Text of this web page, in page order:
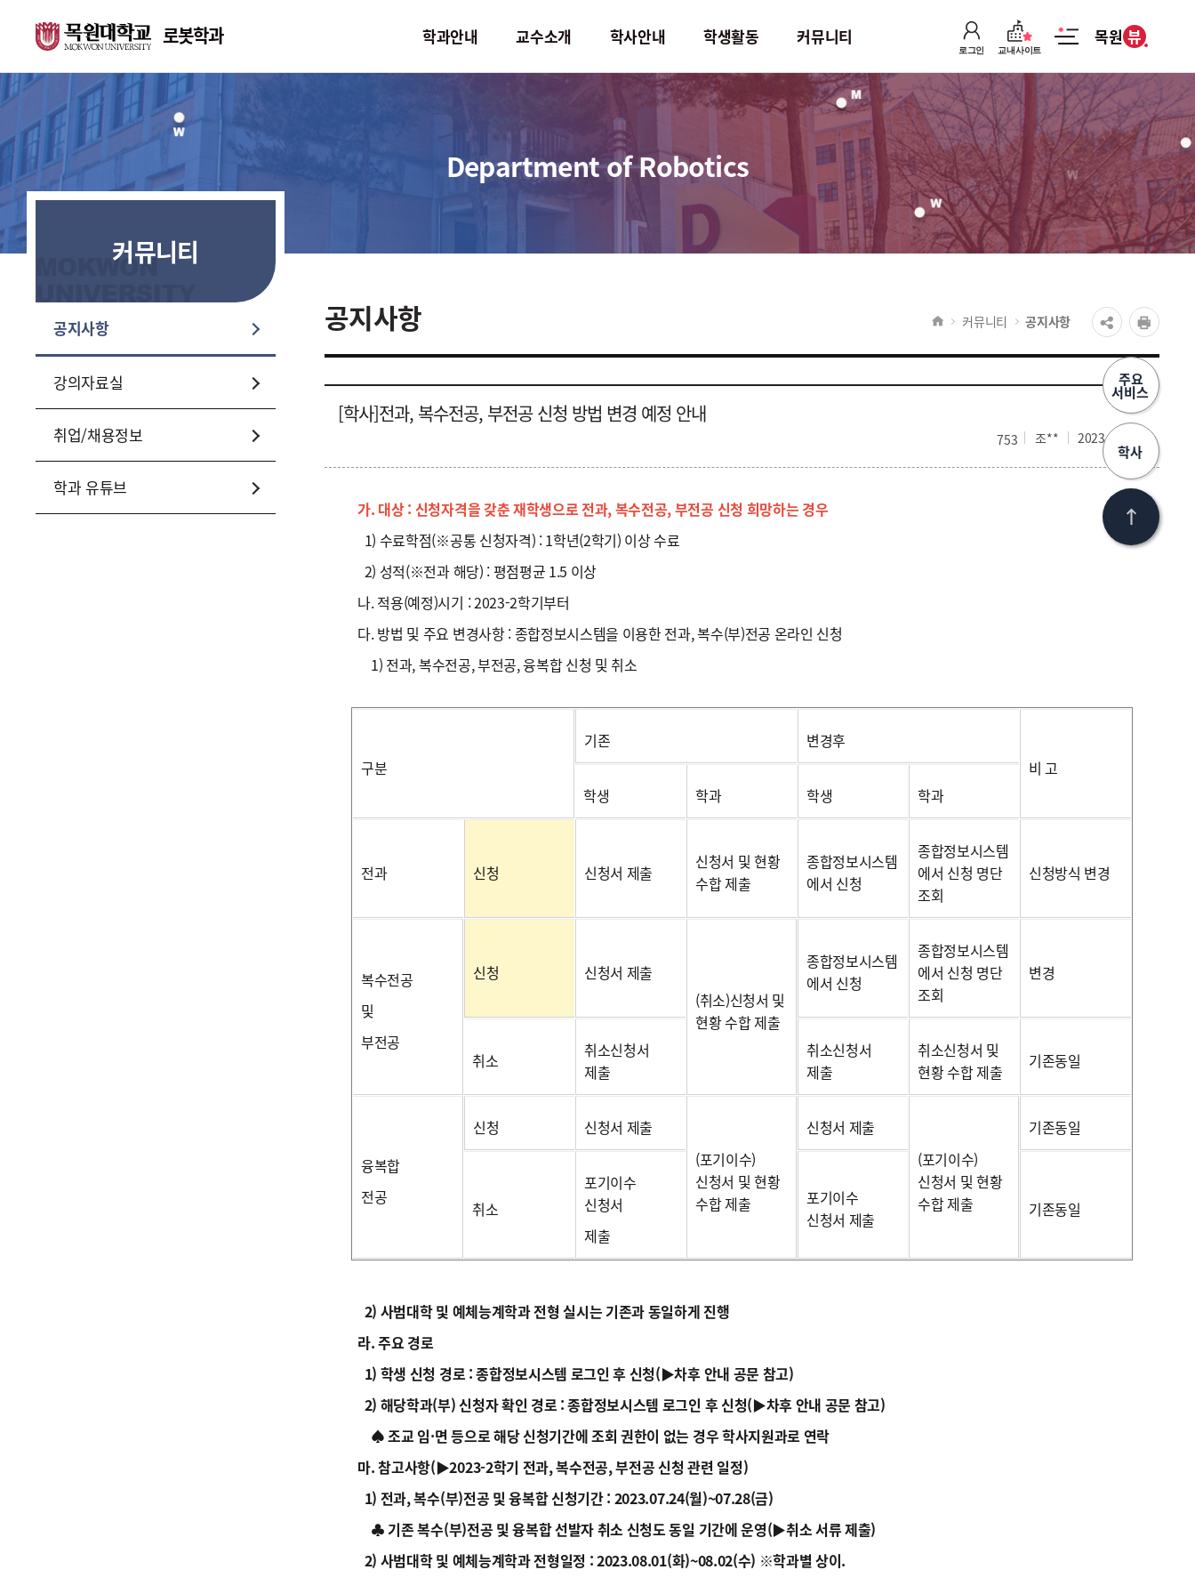
로봇학과
로그인 교내사이트
목원 뷰
학과안내
학과안내
학과소개
취업과 진로
교수소개 학사안내
교과과정
교과목소개
졸업요구조건
학생활동
학생활동
학생회
학생작품
학생행사
커뮤니티
커뮤니티
공지사항
강의자료실
취업/채용정보
주요
서비스
학사
Department of Robotics
커뮤니티
공지사항
강의자료실
취업/채용정보
학과 유튜브
공지사항 커뮤니티 공지사항
[학사]전과, 복수전공, 부전공 신청 방법 변경 예정 안내
조** 2023.06.29
753
가. 대상 : 신청자격을 갖춘 재학생으로 전과, 복수전공, 부전공 신청 희망하는 경우
1) 수료학점(※공통 신청자격) : 1학년(2학기) 이상 수료
2) 성적(※전과 해당) : 평점평균 1.5 이상
나. 적용(예정)시기 : 2023-2학기부터
다. 방법 및 주요 변경사항 : 종합정보시스템을 이용한 전과, 복수(부)전공 온라인 신청
1) 전과, 복수전공, 부전공, 융복합 신청 및 취소
구분
기존
변경후
비 고
학생
학과 학생 학과
전과 신청 신청서 제출
신청서 및 현황
수합 제출
종합정보시스템
에서 신청
종합정보시스템
에서 신청 명단
조회
신청방식 변경
복수전공
및
부전공
신청
신청서 제출
(취소)신청서 및
현황 수합 제출
종합정보시스템
에서 신청
종합정보시스템
에서 신청 명단
조회
변경
취소
취소신청서
제출
취소신청서
제출
취소신청서 및
현황 수합 제출
기존동일
융복합
전공
신청
신청서 제출
(포기이수)
신청서 및 현황
수합 제출
신청서 제출
(포기이수)
신청서 및 현황
수합 제출
기존동일
취소
포기이수
신청서
제출
포기이수
신청서 제출
기존동일
2) 사범대학 및 예체능계학과 전형 실시는 기존과 동일하게 진행
라. 주요 경로
1) 학생 신청 경로 : 종합정보시스템 로그인 후 신청(▶차후 안내 공문 참고)
2) 해당학과(부) 신청자 확인 경로 : 종합정보시스템 로그인 후 신청(▶차후 안내 공문 참고)
♠ 조교 임·면 등으로 해당 신청기간에 조회 권한이 없는 경우 학사지원과로 연락
마. 참고사항(▶2023-2학기 전과, 복수전공, 부전공 신청 관련 일정)
1) 전과, 복수(부)전공 및 융복합 신청기간 : 2023.07.24(월)~07.28(금)
♣ 기존 복수(부)전공 및 융복합 선발자 취소 신청도 동일 기간에 운영(▶취소 서류 제출)
2) 사범대학 및 예체능계학과 전형일정 : 2023.08.01(화)~08.02(수) ※학과별 상이.